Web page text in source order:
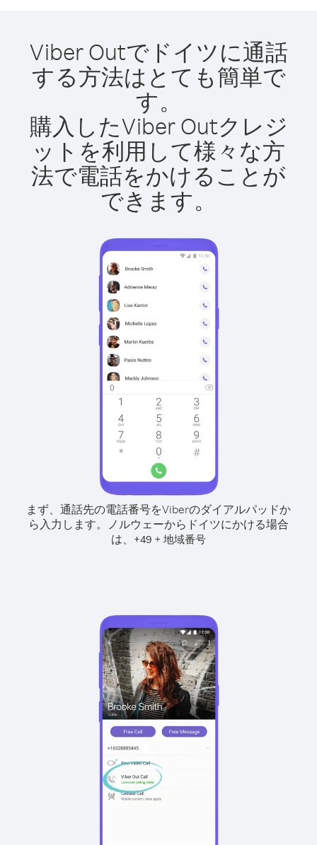
Viber Outでドイツに通話
する方法はとても簡単で
す。
購入したViber Outクレジ
ットを利用して様々な方
法で電話をかけることが
できます。
まず、通話先の電話番号をViberのダイアルパッドか
ら入力します。
ノルウェーからドイツにかける場合
は、 +49 + 地域番号